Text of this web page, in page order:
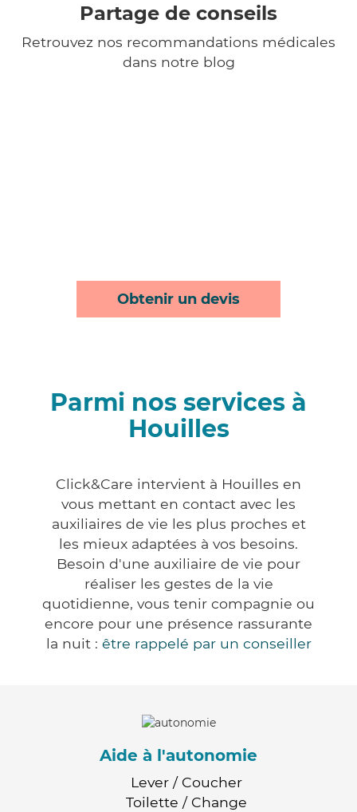
Partage de conseils
Retrouvez nos recommandations médicales
dans notre blog
Obtenir un devis
Parmi nos services à
Houilles
Click&Care intervient à Houilles en
vous mettant en contact avec les
auxiliaires de vie les plus proches et
les mieux adaptées à vos besoins.
Besoin d'une auxiliaire de vie pour
réaliser les gestes de la vie
quotidienne, vous tenir compagnie ou
encore pour une présence rassurante
la nuit : être rappelé par un conseiller
Aide à l'autonomie
Lever / Coucher
Toilette / Change